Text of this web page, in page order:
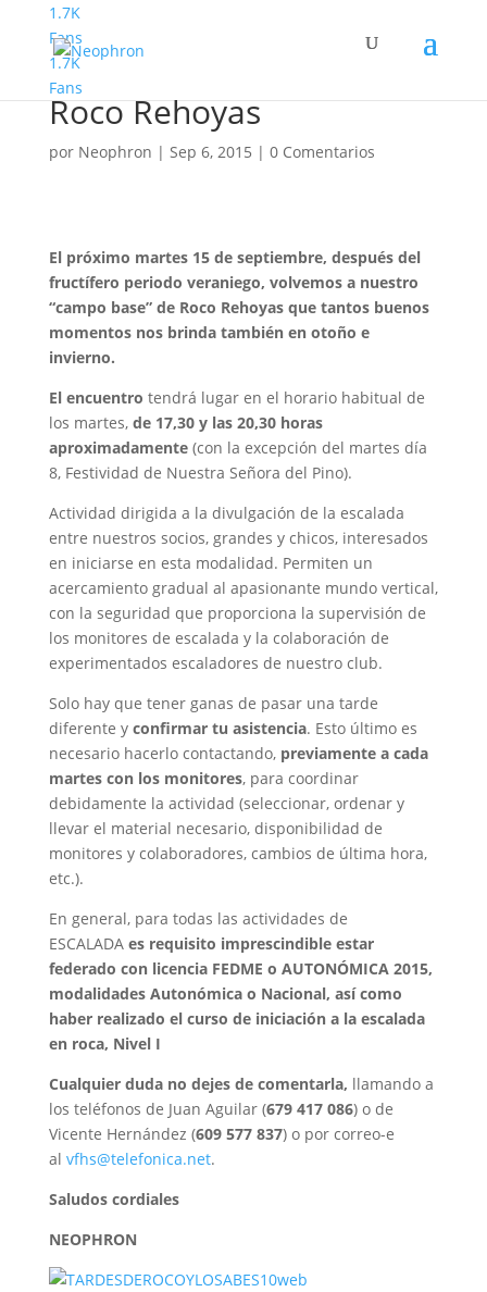
1.7K
Fans
1.7K
Fans
Vuelven los martes de
Roco Rehoyas
por Neophron | Sep 6, 2015 | 0 Comentarios
El próximo martes 15 de septiembre, después del
fructífero periodo veraniego, volvemos a nuestro
“campo base” de Roco Rehoyas que tantos buenos
momentos nos brinda también en otoño e
invierno.
El encuentro tendrá lugar en el horario habitual de
los martes, de 17,30 y las 20,30 horas
aproximadamente (con la excepción del martes día
8, Festividad de Nuestra Señora del Pino).
Actividad dirigida a la divulgación de la escalada
entre nuestros socios, grandes y chicos, interesados
en iniciarse en esta modalidad. Permiten un
acercamiento gradual al apasionante mundo vertical,
con la seguridad que proporciona la supervisión de
los monitores de escalada y la colaboración de
experimentados escaladores de nuestro club.
Solo hay que tener ganas de pasar una tarde
diferente y confirmar tu asistencia. Esto último es
necesario hacerlo contactando, previamente a cada
martes con los monitores, para coordinar
debidamente la actividad (seleccionar, ordenar y
llevar el material necesario, disponibilidad de
monitores y colaboradores, cambios de última hora,
etc.).
En general, para todas las actividades de
ESCALADA es requisito imprescindible estar
federado con licencia FEDME o AUTONÓMICA 2015,
modalidades Autonómica o Nacional, así como
haber realizado el curso de iniciación a la escalada
en roca, Nivel I
Cualquier duda no dejes de comentarla, llamando a
los teléfonos de Juan Aguilar (679 417 086) o de
Vicente Hernández (609 577 837) o por correo-e
al vfhs@telefonica.net.
Saludos cordiales
NEOPHRON